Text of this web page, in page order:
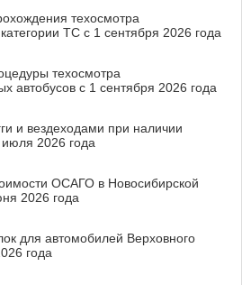
техосмотра
ТС с 1 сентября 2026 года
техосмотра
автобусов с 1 сентября 2026 года
и вездеходами при наличии
июля 2026 года
ОСАГО в Новосибирской
2026 года
для автомобилей Верховного
года